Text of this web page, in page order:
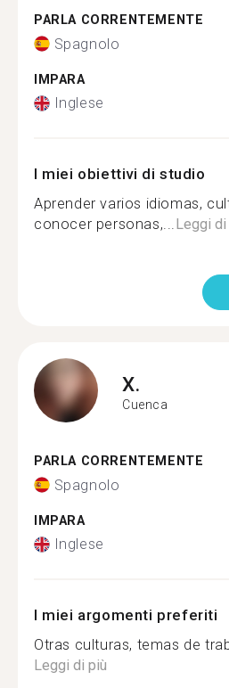
PARLA CORRENTEMENTE
Spagnolo
IMPARA
Inglese
I miei obiettivi di studio
Aprender varios idiomas,
conocer personas,...Leggi di
X.
Cuenca
PARLA CORRENTEMENTE
Spagnolo
IMPARA
Inglese
I miei argomenti preferiti
Otras culturas, temas de
Leggi di più